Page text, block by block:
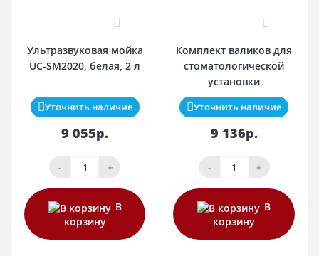
Ультразвуковая мойка
UC-SM2020, белая, 2 л
Уточнить наличие
9 055р.
- +
В
корзину
Комплект валиков для
стоматологической
установки
Уточнить наличие
9 136р.
- +
В
корзину